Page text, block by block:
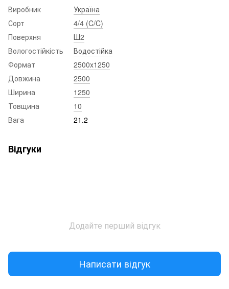
Виробник
Україна
Сорт
4/4 (C/C)
Поверхня
Ш2
Вологостійкість
Водостійка
Формат
2500x1250
Довжина
2500
Ширина
1250
Товщина
10
Вага
21.2
Відгуки
Додайте перший відгук
Написати відгук